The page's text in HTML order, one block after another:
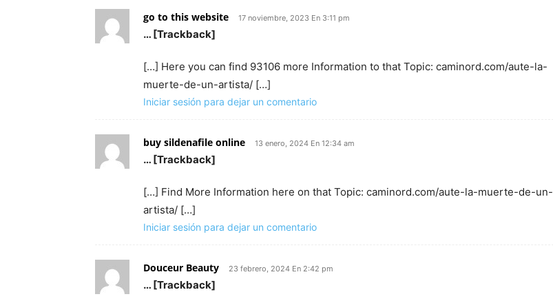
go to this website 17 noviembre, 2023 En 3:11 pm
… [Trackback]
[…] Here you can find 93106 more Information to that Topic: caminord.com/aute-la-
muerte-de-un-artista/ […]
Iniciar sesión para dejar un comentario
buy sildenafile online 13 enero, 2024 En 12:34 am
… [Trackback]
[…] Find More Information here on that Topic: caminord.com/aute-la-muerte-de-un-
artista/ […]
Iniciar sesión para dejar un comentario
Douceur Beauty 23 febrero, 2024 En 2:42 pm
… [Trackback]